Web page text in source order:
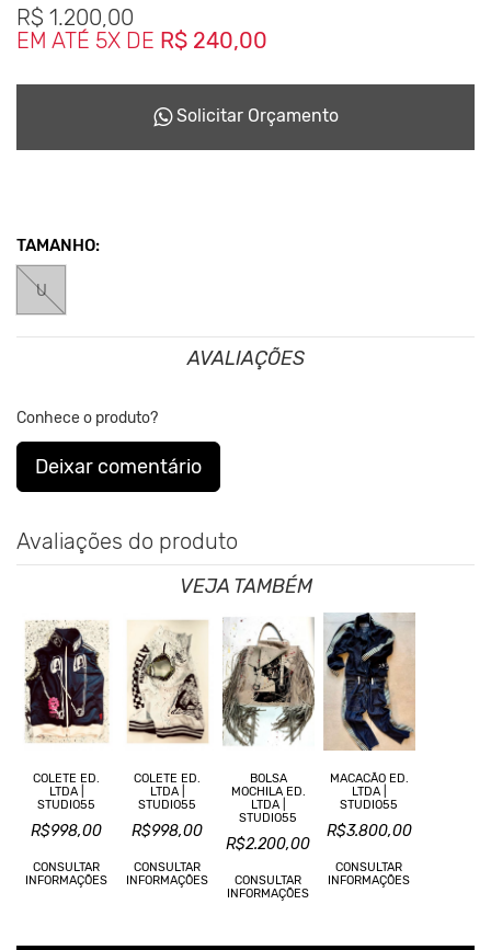
dependendo da disponiblidade do nosso Studio de
Criação.
reciclando tudo que podia para não haver sobras que
seriam jogadas no meio ambiente.
R$ 1.200,00
EM ATÉ 5X DE R$ 240,00
Solicitar Orçamento
TAMANHO:
U
AVALIAÇÕES
Conhece o produto?
Deixar comentário
Avaliações do produto
VEJA TAMBÉM
COLETE ED.
LTDA |
STUDIO55
R$998,00
CONSULTAR
INFORMAÇÕES
COLETE ED.
LTDA |
STUDIO55
R$998,00
CONSULTAR
INFORMAÇÕES
BOLSA
MOCHILA ED.
LTDA |
STUDIO55
R$2.200,00
CONSULTAR
INFORMAÇÕES
MACACÃO ED.
LTDA |
STUDIO55
R$3.800,00
CONSULTAR
INFORMAÇÕES